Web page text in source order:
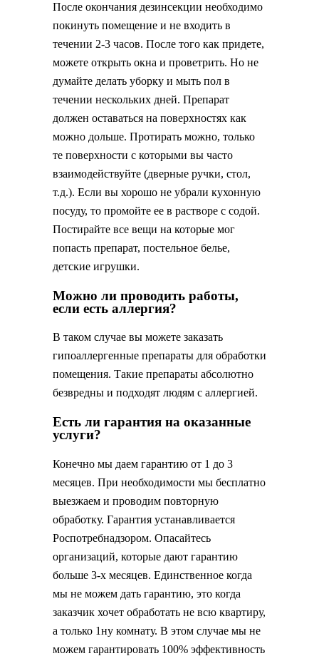
После окончания дезинсекции необходимо
покинуть помещение и не входить в
течении 2-3 часов. После того как придете,
можете открыть окна и проветрить. Но не
думайте делать уборку и мыть пол в
течении нескольких дней. Препарат
должен оставаться на поверхностях как
можно дольше. Протирать можно, только
те поверхности с которыми вы часто
взаимодействуйте (дверные ручки, стол,
т.д.). Если вы хорошо не убрали кухонную
посуду, то промойте ее в растворе с содой.
Постирайте все вещи на которые мог
попасть препарат, постельное белье,
детские игрушки.
Можно ли проводить работы,
если есть аллергия?
В таком случае вы можете заказать
гипоаллергенные препараты для обработки
помещения. Такие препараты абсолютно
безвредны и подходят людям с аллергией.
Есть ли гарантия на оказанные
услуги?
Конечно мы даем гарантию от 1 до 3
месяцев. При необходимости мы бесплатно
выезжаем и проводим повторную
обработку. Гарантия устанавливается
Роспотребнадзором. Опасайтесь
организаций, которые дают гарантию
больше 3-х месяцев. Единственное когда
мы не можем дать гарантию, это когда
заказчик хочет обработать не всю квартиру,
а только 1ну комнату. В этом случае мы не
можем гарантировать 100% эффективность